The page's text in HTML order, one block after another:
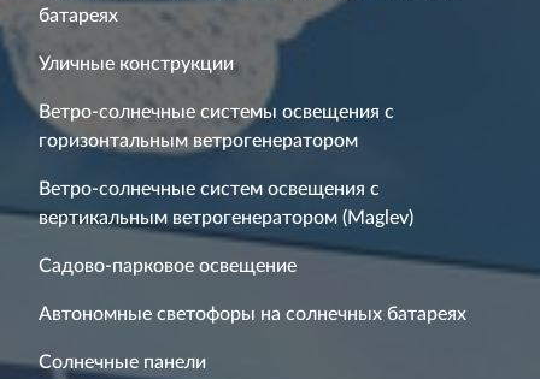
батареях
Уличные конструкции
Ветро-солнечные системы освещения с
горизонтальным ветрогенератором
Ветро-солнечные систем освещения с
вертикальным ветрогенератором (Maglev)
Садово-парковое освещение
Автономные светофоры на солнечных батареях
Солнечные панели